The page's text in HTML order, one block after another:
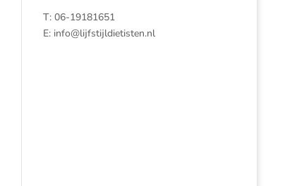
T: 06-19181651
E: info@lijfstijldietisten.nl